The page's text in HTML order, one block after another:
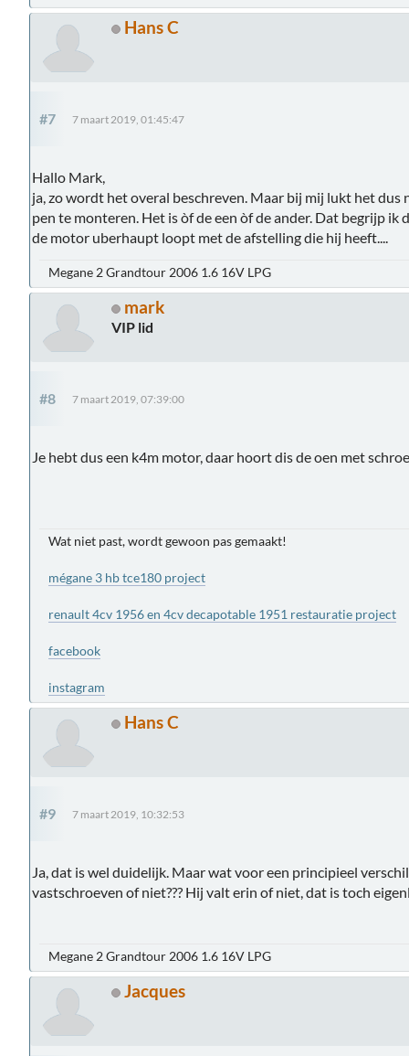
Hans C
#7 7 maart 2019, 01:45:47
Hallo Mark,
ja, zo wordt het overal beschreven. Maar bij mij lukt het
pen te monteren. Het is òf de een òf de ander. Dat begrijp
de motor uberhaupt loopt met de afstelling die hij heeft....
Megane 2 Grandtour 2006 1.6 16V LPG
mark
VIP lid
#8 7 maart 2019, 07:39:00
Je hebt dus een k4m motor, daar hoort dis de oen met
Wat niet past, wordt gewoon pas gemaakt!
mégane 3 hb tce180 project
renault 4cv 1956 en 4cv decapotable 1951 restauratie project
facebook
instagram
Hans C
#9 7 maart 2019, 10:32:53
Ja, dat is wel duidelijk. Maar wat voor een principieel
vastschroeven of niet??? Hij valt erin of niet, dat is toch
Megane 2 Grandtour 2006 1.6 16V LPG
Jacques